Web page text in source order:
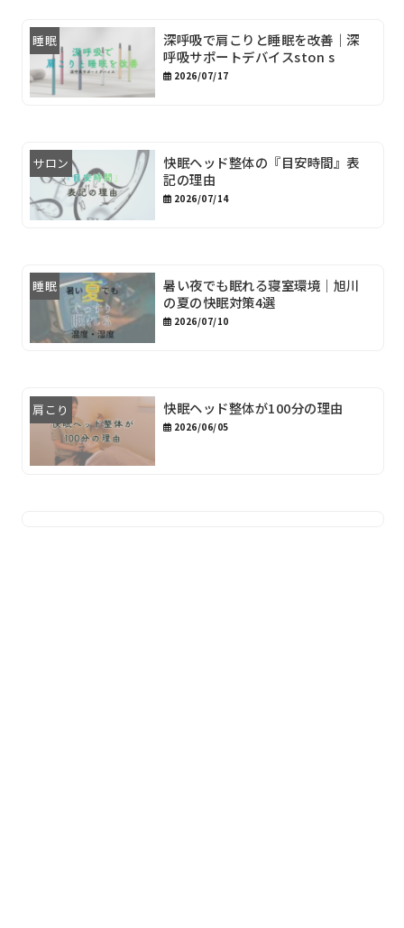
睡眠
深呼吸で肩こりと睡眠を改善｜深
呼吸サポートデバイスston s
2026/07/17
サロン
快眠ヘッド整体の『目安時間』表
記の理由
2026/07/14
睡眠
暑い夜でも眠れる寝室環境｜旭川
の夏の快眠対策4選
2026/07/10
肩こり 快眠ヘッド整体が100分の理由
2026/06/05